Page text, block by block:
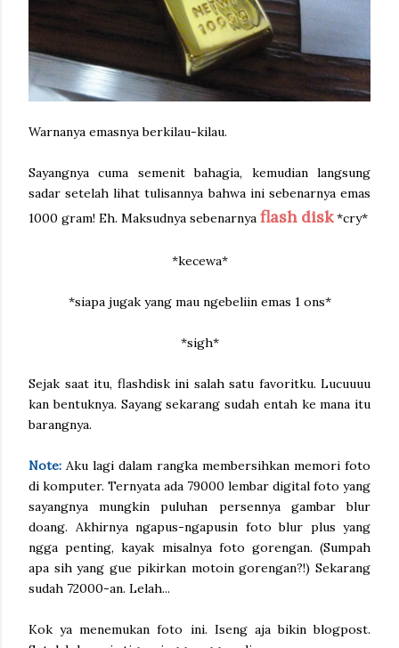
Warnanya emasnya berkilau-kilau.
Sayangnya cuma semenit bahagia, kemudian langsung
sadar setelah lihat tulisannya bahwa ini sebenarnya emas
1000 gram! Eh. Maksudnya sebenarnya flash disk*cry*
*kecewa*
*siapa jugak yang mau ngebeliin emas 1 ons*
*sigh*
Sejak saat itu, flashdisk ini salah satu favoritku. Lucuuuu
kan bentuknya. Sayang sekarang sudah entah ke mana itu
barangnya.
Note: Aku lagi dalam rangka membersihkan memori foto
di komputer. Ternyata ada 79000 lembar digital foto yang
sayangnya mungkin puluhan persennya gambar blur
doang. Akhirnya ngapus-ngapusin foto blur plus yang
ngga penting, kayak misalnya foto gorengan. (Sumpah
apa sih yang gue pikirkan motoin gorengan?!) Sekarang
sudah 72000-an. Lelah...
Kok ya menemukan foto ini. Iseng aja bikin blogpost.